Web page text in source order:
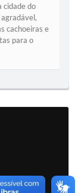
cidade do
cachoeiras e
para o